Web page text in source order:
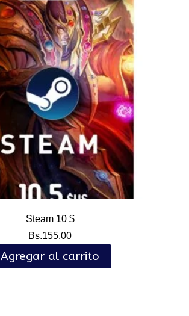
Steam 10 $
Bs.155.00
Agregar al carrito